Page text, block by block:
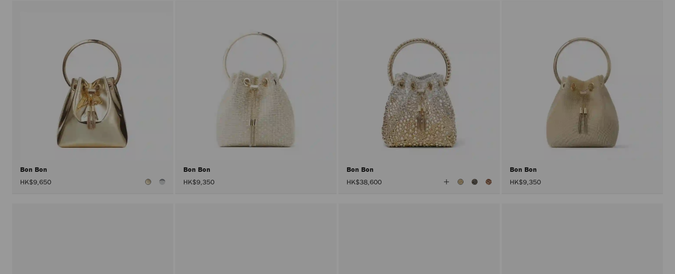
Bon Bon
HK$9,650
Bon Bon
HK$9,350
Bon Bon
HK$38,600
查
看
Bon Bon
HK$9,350